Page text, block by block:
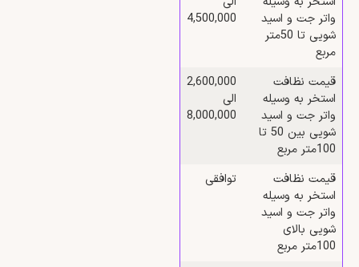
واتر جت و اسید
شویی تا 50متر
مربع
4,500,000
قیمت نظافت
استخر به وسیله
واتر جت و اسید
شویی بین 50 تا
100متر مربع
2,600,000
الی
8,000,000
قیمت نظافت
استخر به وسیله
واتر جت و اسید
شویی بالای
100متر مربع
توافقی